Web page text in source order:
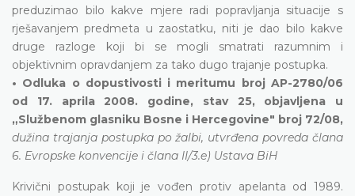
preduzimao bilo kakve mjere radi popravljanja situacije s
rješavanjem predmeta u zaostatku, niti je dao bilo kakve
druge razloge koji bi se mogli smatrati razumnim i
objektivnim opravdanjem za tako dugo trajanje postupka.
• Odluka o dopustivosti i meritumu broj AP-2780/06
od 17. aprila 2008. godine, stav 25, objavljena u
„Službenom glasniku Bosne i Hercegovine" broj 72/08,
dužina trajanja postupka po žalbi, utvrđena povreda člana
6. Evropske konvencije i člana II/3.e) Ustava BiH
Krivični postupak koji je vođen protiv apelanta od 1989.